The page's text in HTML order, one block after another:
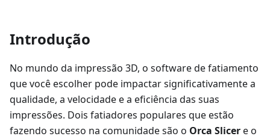
Introdução
No mundo da impressão 3D, o software de fatiamento
que você escolher pode impactar significativamente a
qualidade, a velocidade e a eficiência das suas
impressões. Dois fatiadores populares que estão
fazendo sucesso na comunidade são o Orca Slicere o